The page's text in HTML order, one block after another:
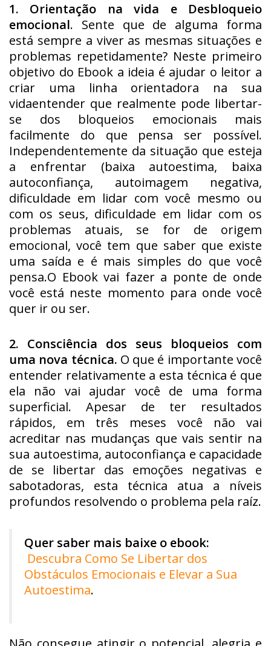
1.
Orientação na vida e Desbloqueio
emocional. Sente que de alguma forma
está sempre a viver as mesmas situações e
problemas repetidamente? Neste primeiro
objetivo do Ebook a ideia é ajudar o leitor a
criar uma linha orientadora na sua
vidaentender que realmente pode libertar-
se dos bloqueios emocionais mais
facilmente do que pensa ser possível.
Independentemente da situação que esteja
a enfrentar (baixa autoestima, baixa
autoconfiança, autoimagem negativa,
dificuldade em lidar com você mesmo ou
com os seus, dificuldade em lidar com os
problemas atuais, se for de origem
emocional, você tem que saber que existe
uma saída e é mais simples do que você
pensa.O Ebook vai fazer a ponte de onde
você está neste momento para onde você
quer ir ou ser.
2. Consciência dos seus bloqueios com
uma nova técnica. O que é importante você
entender relativamente a esta técnica é que
ela não vai ajudar você de uma forma
superficial. Apesar de ter resultados
rápidos, em três meses você não vai
acreditar nas mudanças que vais sentir na
sua autoestima, autoconfiança e capacidade
de se libertar das emoções negativas e
sabotadoras, esta técnica atua a níveis
profundos resolvendo o problema pela raíz.
Quer saber mais baixe o ebook:
Descubra Como Se Libertar dos
Obstáculos Emocionais e Elevar a Sua
Autoestima.